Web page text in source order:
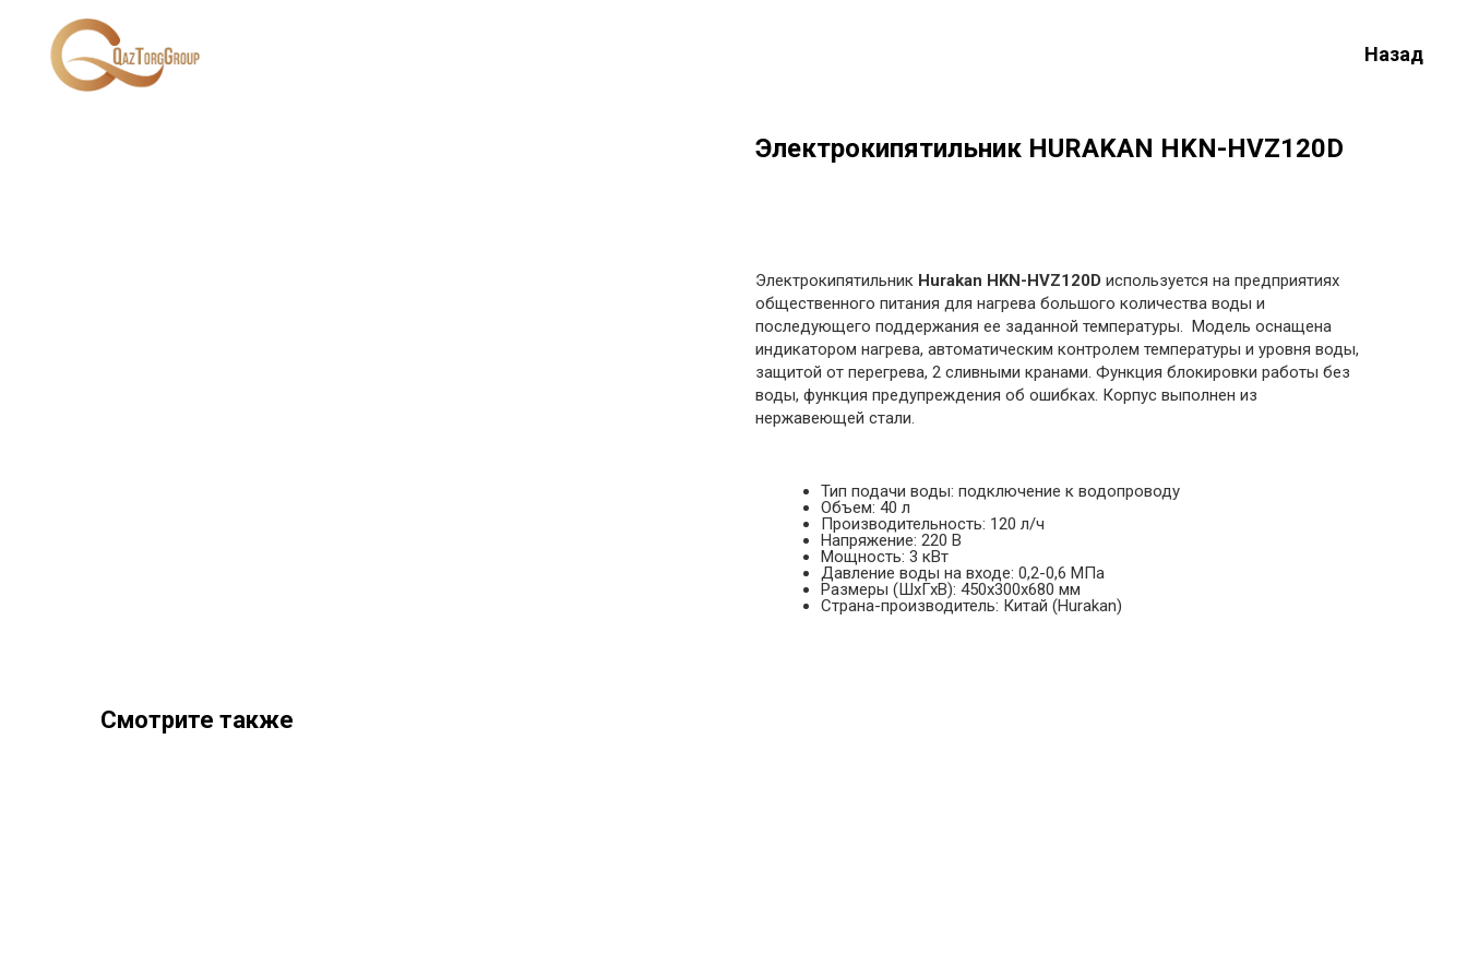
Назад
Электрокипятильник HURAKAN HKN-HVZ120D
Электрокипятильник Hurakan HKN-HVZ120D используется на предприятиях
общественного питания для нагрева большого количества воды и
последующего поддержания ее заданной температуры. Модель оснащена
индикатором нагрева, автоматическим контролем температуры и уровня воды,
защитой от перегрева, 2 сливными кранами. Функция блокировки работы без
воды, функция предупреждения об ошибках. Корпус выполнен из
нержавеющей стали.
Тип подачи воды: подключение к водопроводу
Объем: 40 л
Производительность: 120 л/ч
Напряжение: 220 В
Мощность: 3 кВт
Давление воды на входе: 0,2-0,6 МПа
Размеры (ШхГхВ): 450х300х680 мм
Страна-производитель: Китай (Hurakan)
Смотрите также